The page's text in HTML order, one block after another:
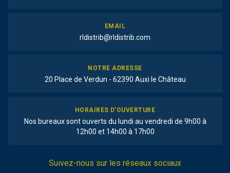
EMAIL
rldistrib@rldistrib.com
NOTRE ADRESSE
20 Place de Verdun - 62390 Auxi le Château
HORAIRES D'OUVERTURE
Nos bureaux sont ouverts du lundi au vendredi de 9h00 à
12h00 et 14h00 à 17h00
Suivez-nous sur les réseaux sociaux